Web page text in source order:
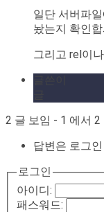
일단 서버파
놨는지 확인
그리고 rel이
2 글 보임 - 1 에서
답변은 로그
로그인
아이디:
패스워드: